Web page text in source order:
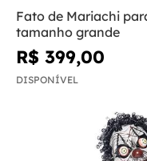
Fato de Mariachi
tamanho grande
R$ 399,00
DISPONÍVEL